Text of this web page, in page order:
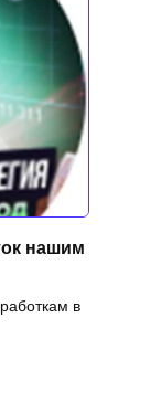
нашим
в